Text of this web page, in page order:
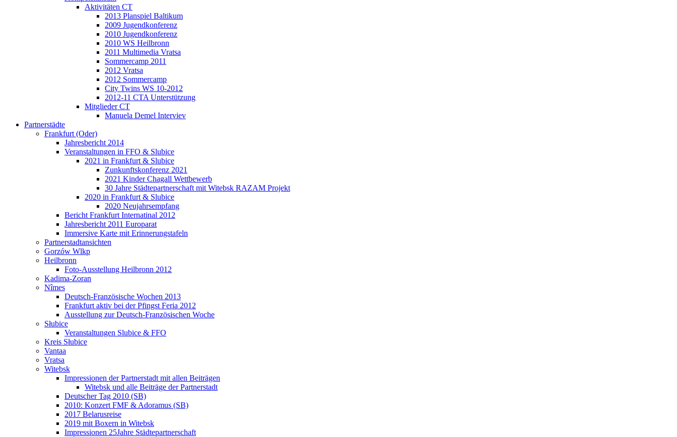
Aktivitäten CT
2013 Planspiel Baltikum
2009 Jugendkonferenz
2010 Jugendkonferenz
2010 WS Heilbronn
2011 Multimedia Vratsa
Sommercamp 2011
2012 Vratsa
2012 Sommercamp
City Twins WS 10-2012
2012-11 CTA Unterstützung
Mitglieder CT
Manuela Demel Interviev
Partnerstädte
Frankfurt (Oder)
Jahresbericht 2014
Veranstaltungen in FFO & Slubice
2021 in Frankfurt & Slubice
Zunkunftskonferenz 2021
2021 Kinder Chagall Wettbewerb
30 Jahre Städtepartnerschaft mit Witebsk RAZAM Projekt
2020 in Frankfurt & Slubice
2020 Neujahrsempfang
Bericht Frankfurt Internatinal 2012
Jahresbericht 2011 Europarat
Immersive Karte mit Erinnerungstafeln
Partnerstadtansichten
Gorzów Wlkp
Heilbronn
Foto-Ausstellung Heilbronn 2012
Kadima-Zoran
Nîmes
Deutsch-Französische Wochen 2013
Frankfurt aktiv bei der Pfingst Feria 2012
Ausstellung zur Deutsch-Französischen Woche
Słubice
Veranstaltungen Slubice & FFO
Kreis Słubice
Vantaa
Vratsa
Witebsk
Impressionen der Partnerstadt mit allen Beiträgen
Witebsk und alle Beiträge der Partnerstadt
Deutscher Tag 2010 (SB)
2010: Konzert FMF & Adoramus (SB)
2017 Belarusreise
2019 mit Boxern in Witebsk
Impressionen 25Jahre Städtepartnerschaft